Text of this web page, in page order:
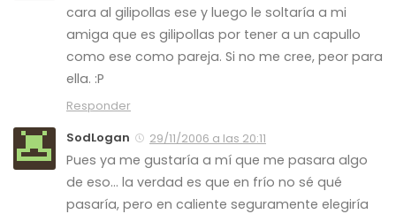
cara al gilipollas ese y luego le soltaría a mi
amiga que es gilipollas por tener a un capullo
como ese como pareja. Si no me cree, peor para
ella. :P
Responder
SodLogan
29/11/2006 a las 20:11
Pues ya me gustaría a mí que me pasara algo
de eso… la verdad es que en frío no sé qué
pasaría, pero en caliente seguramente elegiría